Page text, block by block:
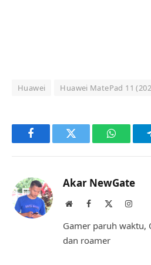
Huawei Huawei MatePad 11
FacebookTwitter
Akar NewGate
WebsiteFacebook
Gamer paruh waktu,
dan roamer